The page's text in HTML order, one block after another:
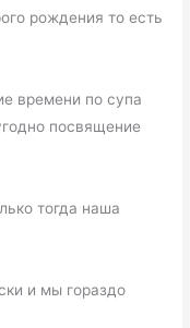
рождения то есть
времени по супа
посвящение
тогда наша
и мы гораздо